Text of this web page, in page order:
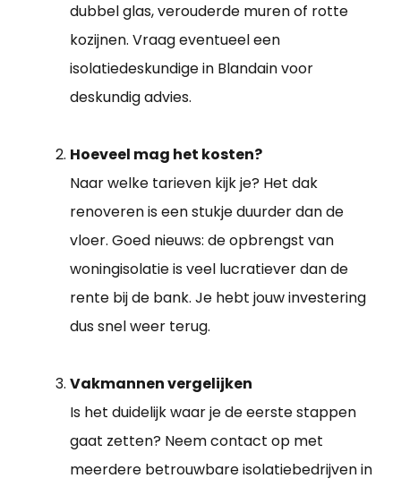
dubbel glas, verouderde muren of rotte
kozijnen. Vraag eventueel een
isolatiedeskundige in Blandain voor
deskundig advies.
Hoeveel mag het kosten?
Naar welke tarieven kijk je? Het dak
renoveren is een stukje duurder dan de
vloer. Goed nieuws: de opbrengst van
woningisolatie is veel lucratiever dan de
rente bij de bank. Je hebt jouw investering
dus snel weer terug.
Vakmannen vergelijken
Is het duidelijk waar je de eerste stappen
gaat zetten? Neem contact op met
meerdere betrouwbare isolatiebedrijven in